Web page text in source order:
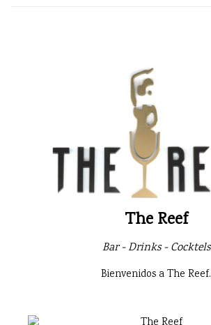
The Reef
Bar - Drinks - Cocktels
Bienvenidos a The Reef.